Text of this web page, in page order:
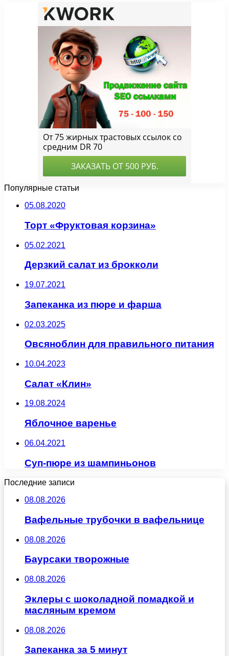
Популярные статьи
05.08.2020
Торт «Фруктовая корзина»
05.02.2021
Дерзкий салат из брокколи
19.07.2021
Запеканка из пюре и фарша
02.03.2025
Овсяноблин для правильного питания
10.04.2023
Салат «Клин»
19.08.2024
Яблочное варенье
06.04.2021
Суп-пюре из шампиньонов
Последние записи
08.08.2026
Вафельные трубочки в вафельнице
08.08.2026
Баурсаки творожные
08.08.2026
Эклеры с шоколадной помадкой и
масляным кремом
08.08.2026
Запеканка за 5 минут